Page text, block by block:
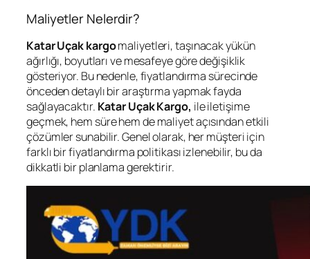
Maliyetler Nelerdir?
Katar Uçak kargomaliyetleri, taşınacak yükün
ağırlığı, boyutları ve mesafeye göre değişiklik
gösteriyor. Bu nedenle, fiyatlandırma sürecinde
önceden detaylı bir araştırma yapmak fayda
sağlayacaktır. Katar Uçak Kargo, ile iletişime
geçmek, hem süre hem de maliyet açısından etkili
çözümler sunabilir. Genel olarak, her müşteri için
farklı bir fiyatlandırma politikası izlenebilir, bu da
dikkatli bir planlama gerektirir.